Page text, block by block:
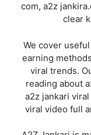
com, a2z
clear
We cover
earning
viral trends.
reading about
a2z jankari
viral video full